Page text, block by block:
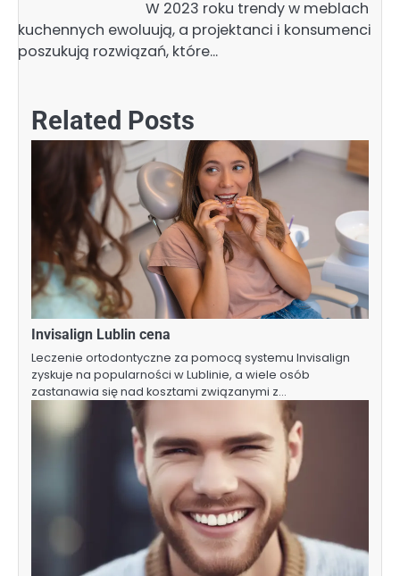
W 2023 roku trendy w meblach
kuchennych ewoluują, a projektanci i konsumenci
poszukują rozwiązań, które…
Related Posts
Invisalign Lublin cena
Leczenie ortodontyczne za pomocą systemu Invisalign
zyskuje na popularności w Lublinie, a wiele osób
zastanawia się nad kosztami związanymi z…